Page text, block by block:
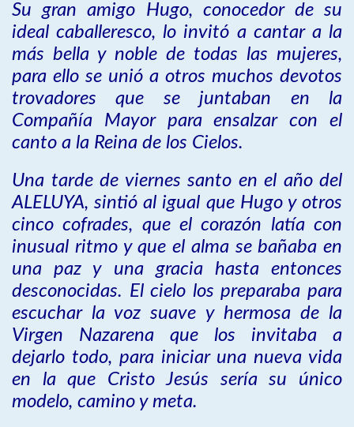
Su gran amigo Hugo, conocedor de su
ideal caballeresco, lo invitó a cantar a la
más bella y noble de todas las mujeres,
para ello se unió a otros muchos devotos
trovadores que se juntaban en la
Compañía Mayor para ensalzar con el
canto a la Reina de los Cielos.
Una tarde de viernes santo en el año del
ALELUYA, sintió al igual que Hugo y otros
cinco cofrades, que el corazón latía con
inusual ritmo y que el alma se bañaba en
una paz y una gracia hasta entonces
desconocidas. El cielo los preparaba para
escuchar la voz suave y hermosa de la
Virgen Nazarena que los invitaba a
dejarlo todo, para iniciar una nueva vida
en la que Cristo Jesús sería su único
modelo, camino y meta.